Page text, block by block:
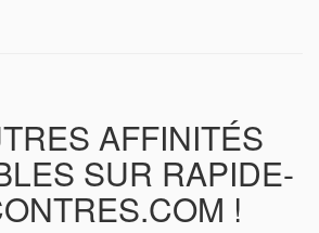
AFFINITÉS
SUR RAPIDE-
!